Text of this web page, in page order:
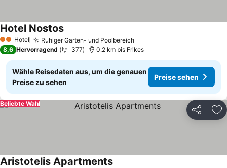
2 Sterne
Hotel Ruhiger Garten- und Poolbereich
Hotel Nostos
8,6 Hervorragend 377 0.2 km bis Frikes
Wähle Reisedaten aus, um die genauen
Preise zu sehen
Preise sehen
Teilen
Beliebte Wahl
Aristotelis Apartments